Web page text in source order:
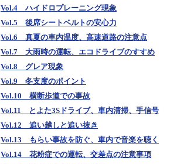
Vol.4 ハイドロプレーニング現象
Vol.5 後席シートベルトの安心力
Vol.6 真夏の車内温度、高速道路の注意点
Vol.7 大雨時の運転、エコドライブのすすめ
Vol.8 グレア現象
Vol.9 冬支度のポイント
Vol.10 横断歩道での事故
Vol.11 とよた3Sドライブ、車内清掃、手信号
Vol.12 追い越しと追い抜き
Vol.13 もらい事故を防ぐ、車内で音楽を聴く
Vol.14 花粉症での運転、交差点の注意事項